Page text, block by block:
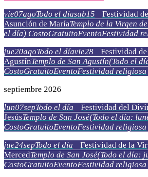
vie07agoTodo el díasab15
Festividad
Asunción de MaríaTemplo de la Virgen
el día) CostoGratuitoEventoFestividad
jue20agoTodo el díavie28
Festividad de
AgustínTemplo de San Agustín(Todo el
CostoGratuitoEventoFestividad religiosa
septiembre 2026
lun07sepTodo el día
Festividad del
JesúsTemplo de San José(Todo el día:
CostoGratuitoEventoFestividad religiosa
jue24sepTodo el día
Festividad de la
MercedTemplo de San José(Todo el día:
CostoGratuitoEventoFestividad religiosa